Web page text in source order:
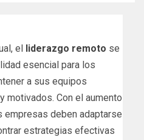
el liderazgo remoto se
esencial para los
a sus equipos
motivados. Con el aumento
empresas deben adaptarse
estrategias efectivas